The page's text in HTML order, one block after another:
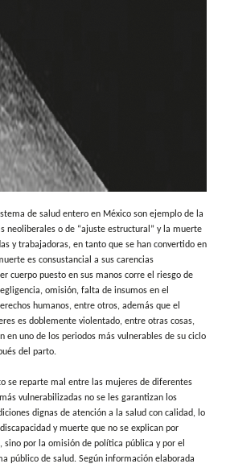
de salud entero en México son ejemplo de la
neoliberales o de “ajuste estructural” y la muerte
y trabajadoras, en tanto que se han convertido en
es consustancial a sus carencias
cuerpo puesto en sus manos corre el riesgo de
omisión, falta de insumos en el
humanos, entre otros, además que el
es doblemente violentado, entre otras cosas,
en uno de los periodos más vulnerables de su ciclo
del parto.
se reparte mal entre las mujeres de diferentes
vulnerabilizadas no se les garantizan los
dignas de atención a la salud con calidad, lo
y muerte que no se explican por
sino por la omisión de política pública y por el
público de salud. Según información elaborada